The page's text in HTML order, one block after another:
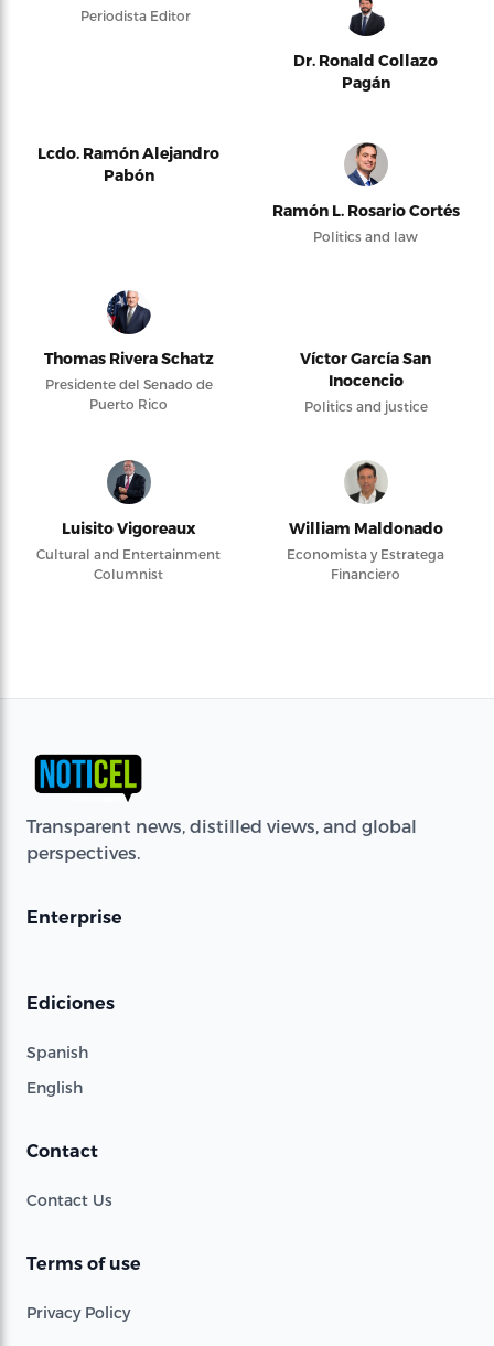
Periodista Editor
Dr. Ronald Collazo
Pagán
Lcdo. Ramón Alejandro
Pabón
Ramón L. Rosario Cortés
Politics and law
Thomas Rivera Schatz
Presidente del Senado de
Puerto Rico
Víctor García San
Inocencio
Politics and justice
Luisito Vigoreaux
Cultural and Entertainment
Columnist
William Maldonado
Economista y Estratega
Financiero
Transparent news, distilled views, and global
perspectives.
Enterprise
Ediciones
Spanish
English
Contact
Contact Us
Terms of use
Privacy Policy